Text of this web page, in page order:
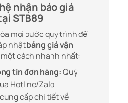
nhận báo giá
STB89
mọi bước quy trình để
nhậtbảng giá vận
một cách nhanh nhất:
tin đơn hàng:Quý
Hotline/Zalo
cấp chi tiết về